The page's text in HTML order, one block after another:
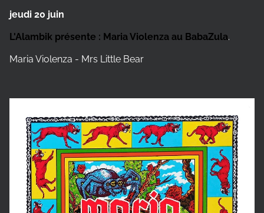
jeudi 20 juin
L'Alambik présente : Maria Violenza au BabaZula.
Maria Violenza - Mrs Little Bear